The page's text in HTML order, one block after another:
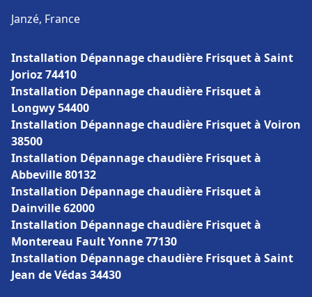
Janzé, France
Installation Dépannage chaudière Frisquet à Saint
Jorioz 74410
Installation Dépannage chaudière Frisquet à
Longwy 54400
Installation Dépannage chaudière Frisquet à Voiron
38500
Installation Dépannage chaudière Frisquet à
Abbeville 80132
Installation Dépannage chaudière Frisquet à
Dainville 62000
Installation Dépannage chaudière Frisquet à
Montereau Fault Yonne 77130
Installation Dépannage chaudière Frisquet à Saint
Jean de Védas 34430